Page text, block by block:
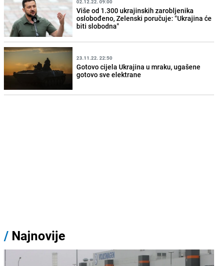
02.12.22. 09:00
Više od 1.300 ukrajinskih zarobljenika
oslobođeno, Zelenski poručuje: "Ukrajina će
biti slobodna"
23.11.22. 22:50
Gotovo cijela Ukrajina u mraku, ugašene
gotovo sve elektrane
/ Najnovije